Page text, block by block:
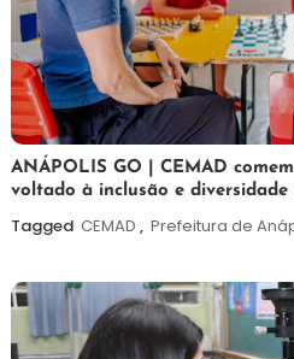
7
de
agosto
Maurilio
ANÁPOLIS GO | CEMAD
voltado à inclusão e diversidade
Tagged CEMAD , Prefeitura de